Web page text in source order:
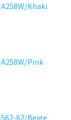
Khaki
Pink
62/Beige